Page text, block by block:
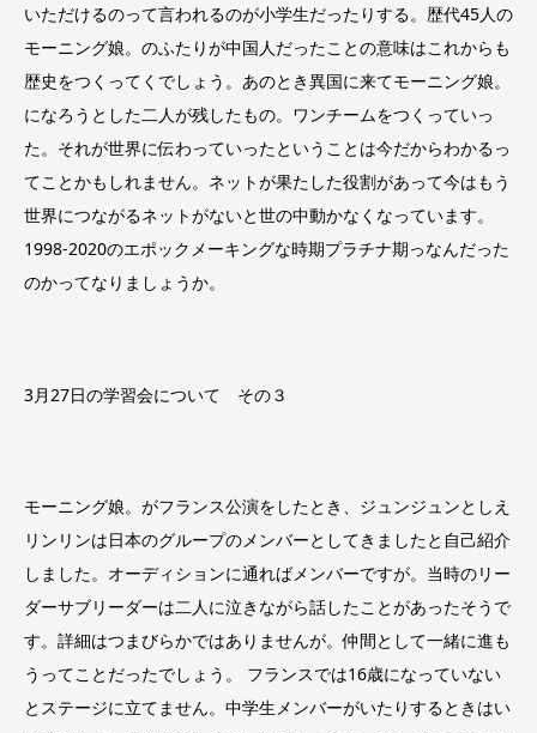
いただけるのって言われるのが小学生だったりする。歴代45人の
モーニング娘。のふたりが中国人だったことの意味はこれからも
歴史をつくってくでしょう。あのとき異国に来てモーニング娘。
になろうとした二人が残したもの。ワンチームをつくっていっ
た。それが世界に伝わっていったということは今だからわかるっ
てことかもしれません。ネットが果たした役割があって今はもう
世界につながるネットがないと世の中動かなくなっています。
1998-2020のエポックメーキングな時期プラチナ期っなんだった
のかってなりましょうか。
3月27日の学習会について その３
モーニング娘。がフランス公演をしたとき、ジュンジュンとしえ
リンリンは日本のグループのメンバーとしてきましたと自己紹介
しました。オーディションに通ればメンバーですが。当時のリー
ダーサブリーダーは二人に泣きながら話したことがあったそうで
す。詳細はつまびらかではありませんが。仲間として一緒に進も
うってことだったでしょう。 フランスでは16歳になっていない
とステージに立てません。中学生メンバーがいたりするときはい